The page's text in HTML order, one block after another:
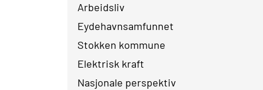
Arbeidsliv
Eydehavnsamfunnet
Stokken kommune
Elektrisk kraft
Nasjonale perspektiv